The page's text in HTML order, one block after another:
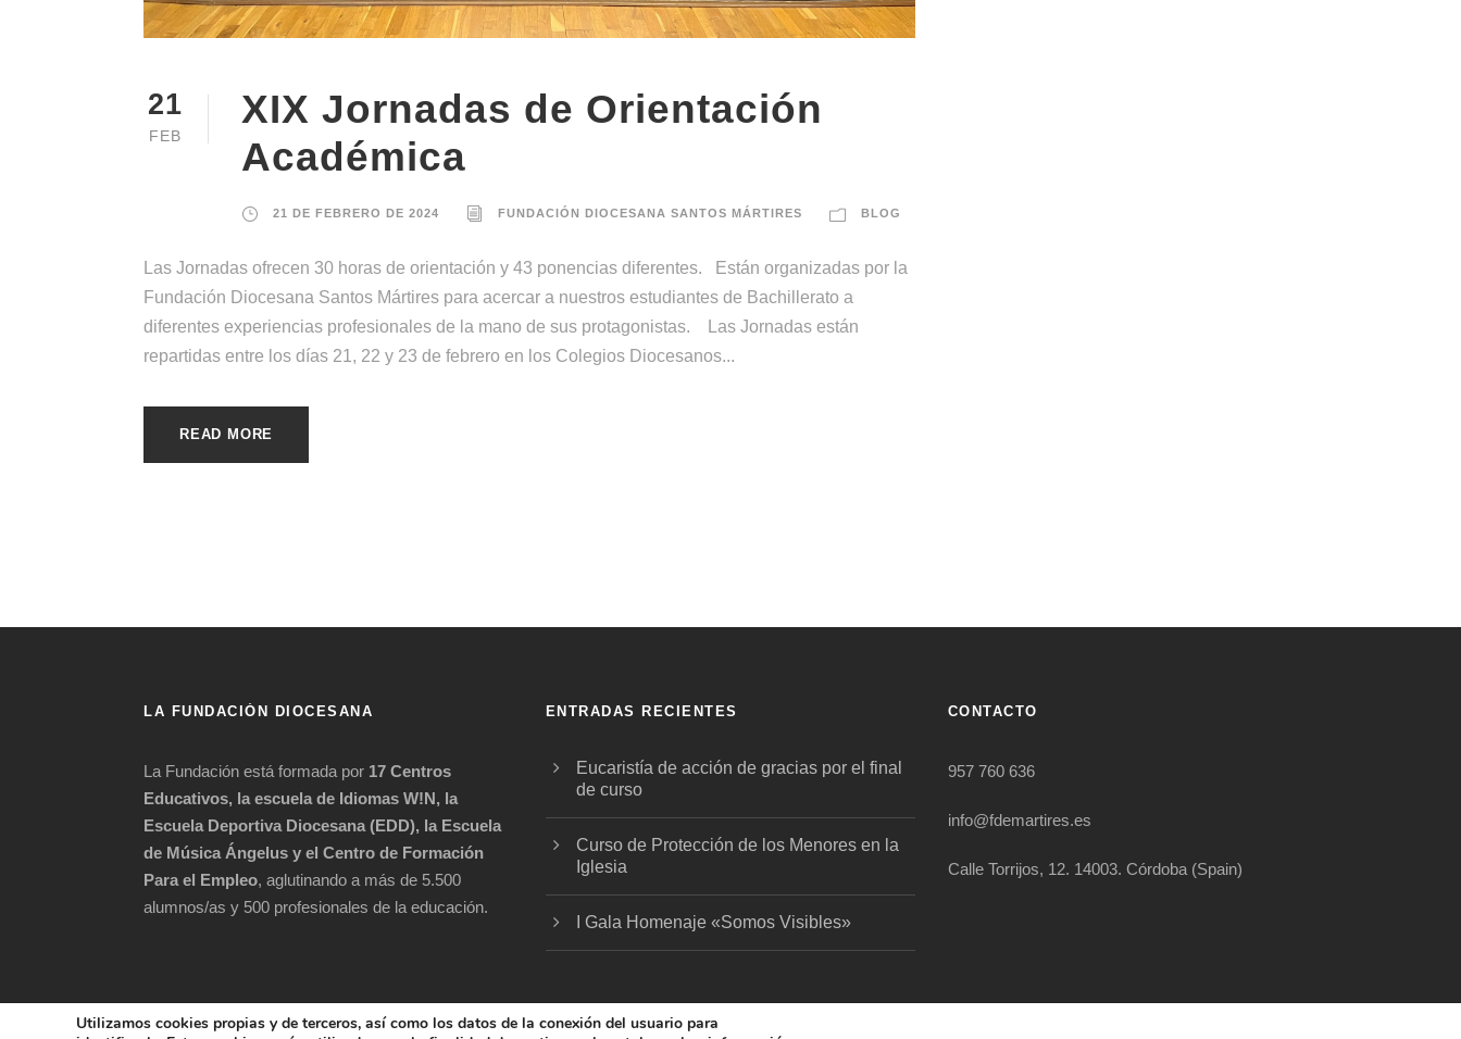
21
FEB
XIX Jornadas de Orientación
Académica
21 DE FEBRERO DE 2024 FUNDACIÓN DIOCESANA SANTOS MÁRTIRES BLOG
Las Jornadas ofrecen 30 horas de orientación y 43 ponencias diferentes. Están organizadas por la
Fundación Diocesana Santos Mártires para acercar a nuestros estudiantes de Bachillerato a
diferentes experiencias profesionales de la mano de sus protagonistas. Las Jornadas están
repartidas entre los días 21, 22 y 23 de febrero en los Colegios Diocesanos...
READ MORE
LA FUNDACIÓN DIOCESANA
La Fundación está formada por 17 Centros
Educativos, la escuela de Idiomas W!N, la
Escuela Deportiva Diocesana (EDD), la Escuela
de Música Ángelus y el Centro de Formación
Para el Empleo, aglutinando a más de 5.500
alumnos/as y 500 profesionales de la educación.
ENTRADAS RECIENTES
Eucaristía de acción de gracias por el final
de curso
Curso de Protección de los Menores en la
Iglesia
I Gala Homenaje «Somos Visibles»
CONTACTO
957 760 636
info@fdemartires.es
Calle Torrijos, 12. 14003. Córdoba (Spain)
Utilizamos cookies propias y de terceros, así como los datos de la conexión del usuario para